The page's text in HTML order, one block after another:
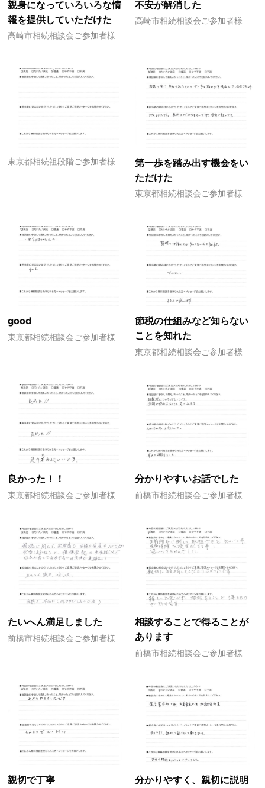
親身になっていろいろな情
報を提供していただけた
高崎市相続相談会ご参加者様
不安が解消した
高崎市相続相談会ご参加者様
東京都相続祖段階ご参加者様
第一歩を踏み出す機会をい
ただけた
東京都相続相談会ご参加者様
good
東京都相続相談会ご参加者様
節税の仕組みなど知らない
ことを知れた
東京都相続相談会ご参加者様
良かった！！
東京都相続相談会ご参加者様
分かりやすいお話でした
前橋市相続相談会ご参加者様
たいへん満足しました
前橋市相続相談会ご参加者様
相談することで得ることが
あります
前橋市相続相談会ご参加者様
親切で丁寧
分かりやすく、親切に説明